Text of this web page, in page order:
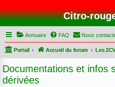
Citro-
Annuaire FAQ Nous
Portail Accueil du forum
Documentations et infos
dérivées